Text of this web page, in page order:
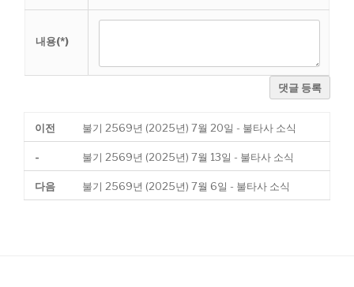
내용(*)
댓글 등록
이전 불기 2569년 (2025년) 7월 20일 - 불타사 소식
- 불기 2569년 (2025년) 7월 13일 - 불타사 소식
다음 불기 2569년 (2025년) 7월 6일 - 불타사 소식